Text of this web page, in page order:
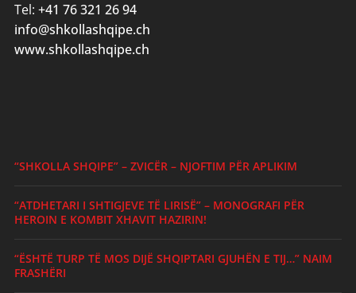
Tel: +41 76 321 26 94
info@shkollashqipe.ch
www.shkollashqipe.ch
“SHKOLLA SHQIPE” – ZVICËR – NJOFTIM PËR APLIKIM
“ATDHETARI I SHTIGJEVE TË LIRISË” – MONOGRAFI PËR
HEROIN E KOMBIT XHAVIT HAZIRIN!
“ËSHTË TURP TË MOS DIJË SHQIPTARI GJUHËN E TIJ…” NAIM
FRASHËRI